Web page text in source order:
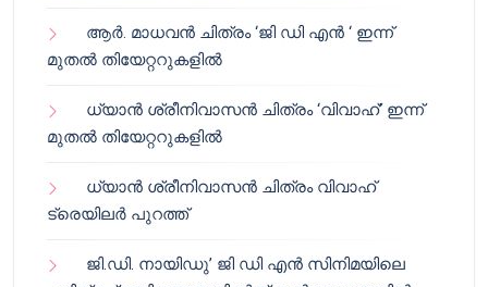
ആർ. മാധവൻ ചിത്രം ‘ജി ഡി എൻ ‘ ഇന്ന്
മുതൽ തിയേറ്ററുകളിൽ
ധ്യാൻ ശ്രീനിവാസൻ ചിത്രം ‘വിവാഹ്’ ഇന്ന്
മുതൽ തിയേറ്ററുകളിൽ
ധ്യാൻ ശ്രീനിവാസൻ ചിത്രം വിവാഹ്
ട്രെയിലർ പുറത്ത്
ജി.ഡി. നായിഡു’ ജി ഡി എൻ സിനിമയിലെ